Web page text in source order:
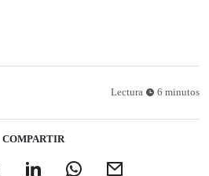
Lectura 6 minutos
COMPARTIR